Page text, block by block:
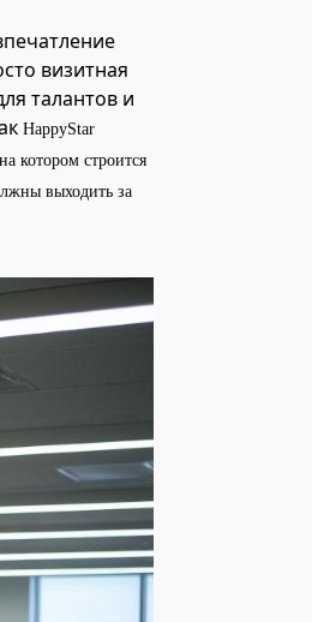
визитная
талантов и
HappyStar
котором строится
выходить за